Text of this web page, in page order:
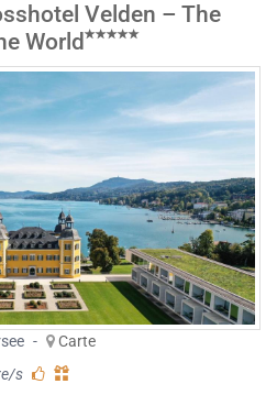
Velden – The
World
-
Carte
s